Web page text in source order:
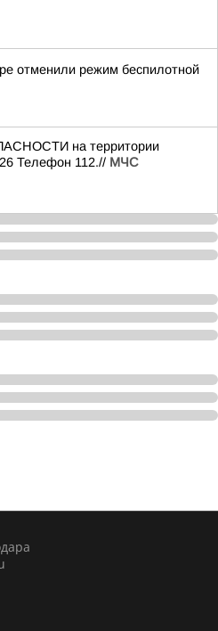
отменили режим беспилотной
на территории
Телефон 112.// МЧС